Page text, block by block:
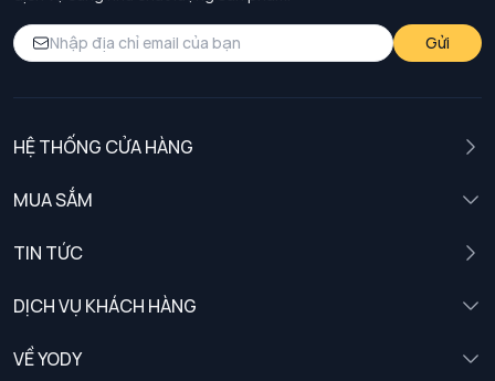
Gửi
HỆ THỐNG CỬA HÀNG
MUA SẮM
TIN TỨC
DỊCH VỤ KHÁCH HÀNG
Chính sách khách hàng thân thiết
VỀ YODY